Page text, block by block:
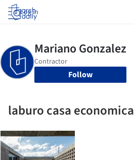
Log in
Follow
laburo casa economica